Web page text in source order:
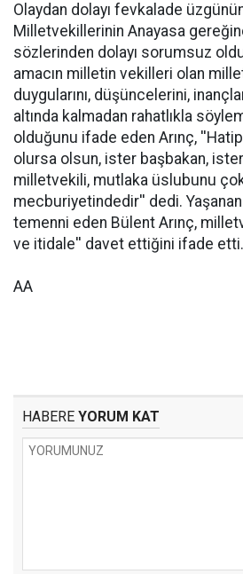
Olaydan dolayı fevkalade
Milletvekillerinin Anayasa
sözlerinden dolayı sorumsuz
amacın milletin vekilleri olan
duygularını, düşüncelerini,
altında kalmadan rahatlıkla
olduğunu ifade eden Arınç,
olursa olsun, ister başbakan,
milletvekili, mutlaka üslubunu
mecburiyetindedir'' dedi. Yaşanan
temenni eden Bülent Arınç,
ve itidale'' davet ettiğini ifade etti.
AA
HABERE YORUM KAT